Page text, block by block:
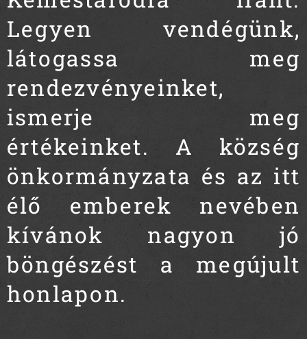
Legyen vendégünk,
látogassa meg
rendezvényeinket,
ismerje meg
értékeinket. A község
önkormányzata és az itt
élő emberek nevében
kívánok nagyon jó
böngészést a megújult
honlapon.